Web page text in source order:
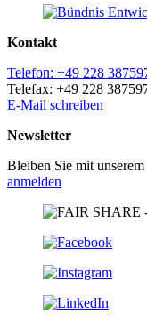
Kontakt
Telefon: +49 228
Telefax: +49 228
E-Mail schreiben
Newsletter
Bleiben Sie mit
anmelden